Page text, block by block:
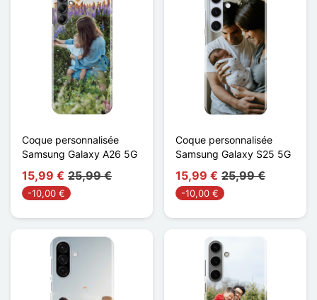
Coque personnalisée
Samsung Galaxy A26 5G
15,99 € 25,99 €
-10,00 €
Coque personnalisée
Samsung Galaxy S25 5G
15,99 € 25,99 €
-10,00 €